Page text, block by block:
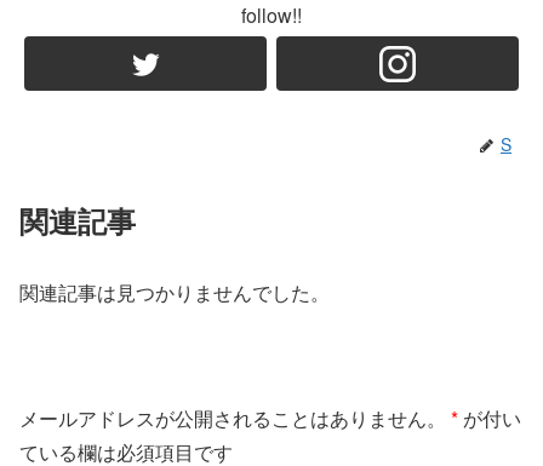
follow!!
S
関連記事
関連記事は見つかりませんでした。
メールアドレスが公開されることはありません。 * が付い
ている欄は必須項目です